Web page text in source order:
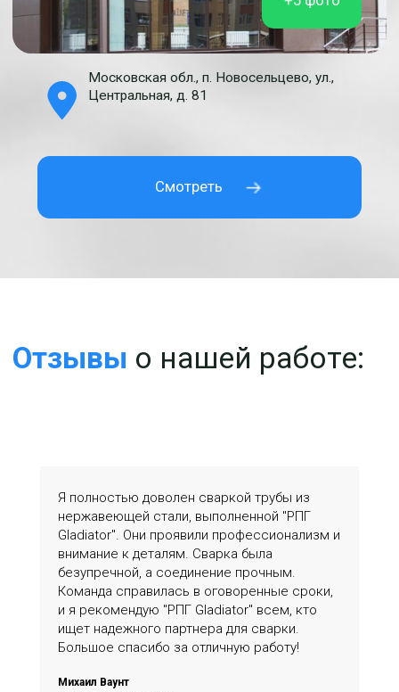
Я полностью доволен сваркой трубы из
нержавеющей стали, выполненной "РПГ
Gladiator". Они проявили профессионализм и
внимание к деталям. Сварка была
безупречной, а соединение прочным.
Команда справилась в оговоренные сроки,
и я рекомендую "РПГ Gladiator" всем, кто
ищет надежного партнера для сварки.
Большое спасибо за отличную работу!
Михаил Ваунт